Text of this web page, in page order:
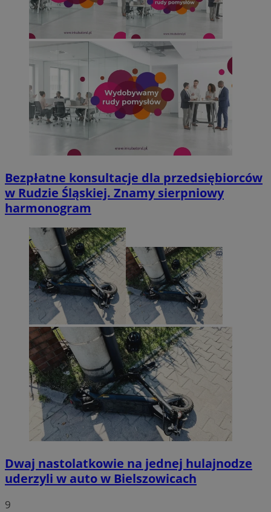
Bezpłatne konsultacje dla przedsiębiorców
w Rudzie Śląskiej. Znamy sierpniowy
harmonogram
Dwaj nastolatkowie na jednej hulajnodze
uderzyli w auto w Bielszowicach
9